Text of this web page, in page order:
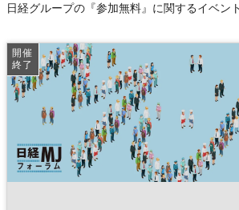
日経グループの『参加無料』に関するイベン
開催
終了